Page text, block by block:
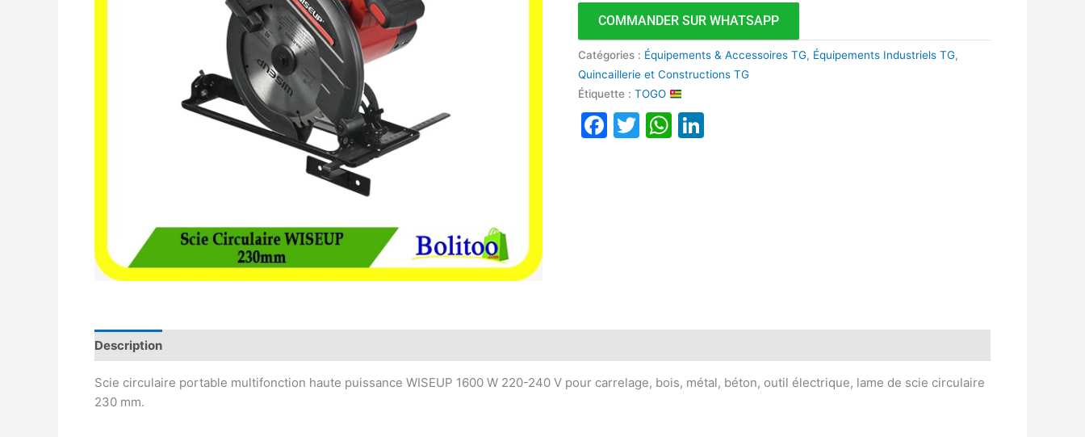
COMMANDER SUR WHATSAPP
Catégories : Équipements & Accessoires TG, Équipements Industriels TG,
Quincaillerie et Constructions TG
Étiquette :TOGO
Facebook
TwitterWhatsApp
Description
Scie circulaire portable multifonction haute puissance WISEUP 1600 W 220-240 V pour carrelage, bois, métal, béton, outil électrique, lame de scie circulaire
230 mm.